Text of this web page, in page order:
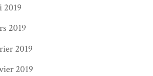
2019
2019
2019
2019